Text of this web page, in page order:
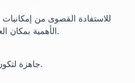
للاستفادة القصوى من
الأهمية بمكان العمل مع بنى تحتية قوية.
جاهزة لتكون في مركز هذا التحول.